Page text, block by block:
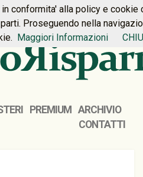
PREMIUM
ARCHIVIO
CONTATTI
conformita' alla policy e cookie
Proseguendo nella
Maggiori Informazioni